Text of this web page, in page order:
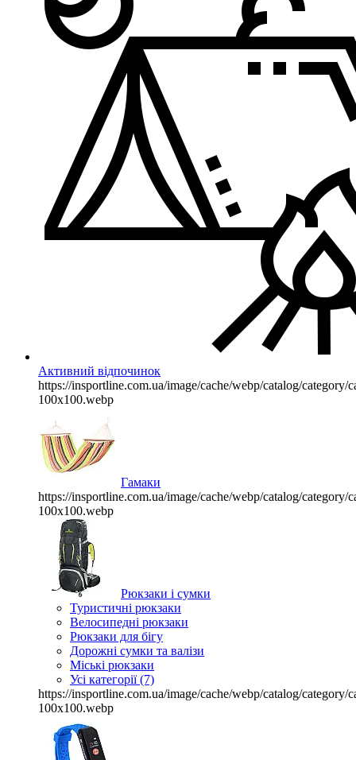
Активний відпочинок
https://insportline.com.ua/image/cache/webp/catalog/category/
100x100.webp
Гамаки
https://insportline.com.ua/image/cache/webp/catalog/category/
100x100.webp
Рюкзаки і сумки
Туристичні рюкзаки
Велосипедні рюкзаки
Рюкзаки для бігу
Дорожні сумки та валізи
Міські рюкзаки
Усі категорії (7)
https://insportline.com.ua/image/cache/webp/catalog/category/
100x100.webp